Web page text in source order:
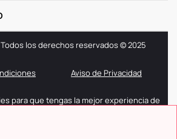
los derechos reservados © 2025
Aviso de Privacidad
para que tengas la mejor experiencia de
entendemos que aceptas